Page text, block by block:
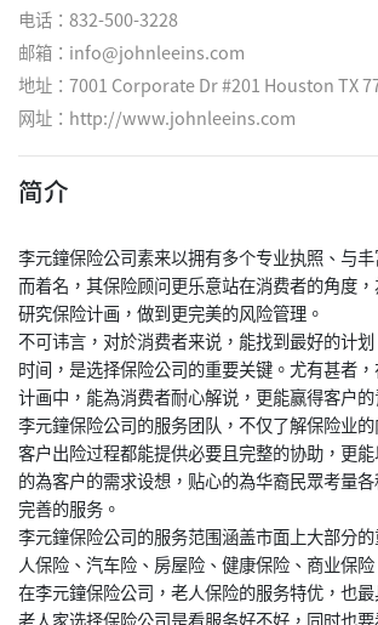
电话：832-500-3228
邮箱：info@johnleeins.com
地址：7001 Corporate Dr #201 Houston TX
网址： http://www.johnleeins.com
简介
李元鐘保险公司素来以拥有多个专业执照、与
而着名，其保险顾问更乐意站在消费者的角度
研究保险计画，做到更完美的风险管理。
不可讳言，对於消费者来说，能找到最好的计
时间，是选择保险公司的重要关键。尤有甚者
计画中，能為消费者耐心解说，更能赢得客户的
李元鐘保险公司的服务团队，不仅了解保险业
客户出险过程都能提供必要且完整的协助，更
的為客户的需求设想，贴心的為华裔民眾考量
完善的服务。
李元鐘保险公司的服务范围涵盖市面上大部分
人保险、汽车险、房屋险、健康保险、商业保险
在李元鐘保险公司，老人保险的服务特优，也
老人家选择保险公司是看服务好不好，同时也